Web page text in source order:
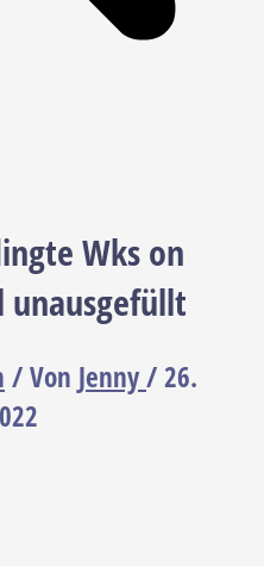
Wks on
unausgefüllt
/ Von Jenny/26.